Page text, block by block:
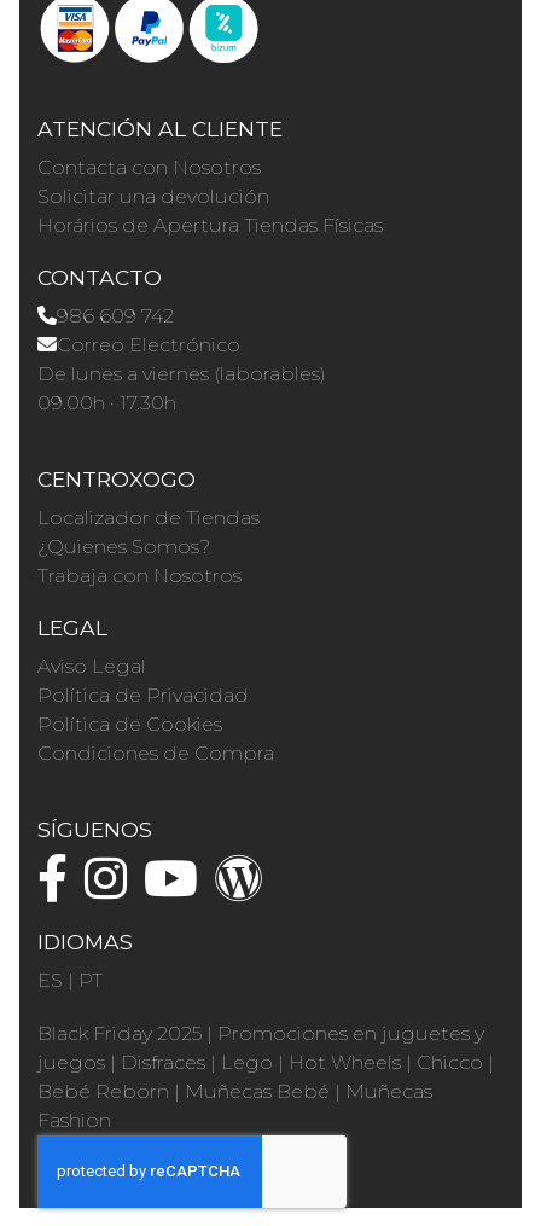
ATENCIÓN AL CLIENTE
Contacta con Nosotros
Solicitar una devolución
Horários de Apertura Tiendas Físicas
CONTACTO
986 609 742
Correo Electrónico
De lunes a viernes (laborables)
09.00h · 17.30h
CENTROXOGO
Localizador de Tiendas
¿Quienes Somos?
Trabaja con Nosotros
LEGAL
Aviso Legal
Política de Privacidad
Política de Cookies
Condiciones de Compra
SÍGUENOS
IDIOMAS
ES | PT
Black Friday 2025 | Promociones en juguetes y
juegos | Disfraces | Lego | Hot Wheels | Chicco |
Bebé Reborn | Muñecas Bebé | Muñecas
Fashion